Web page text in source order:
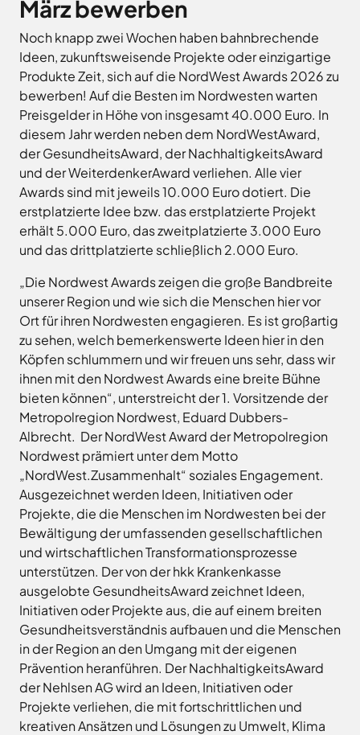
März bewerben
Noch knapp zwei Wochen haben bahnbrechende
Ideen, zukunftsweisende Projekte oder einzigartige
Produkte Zeit, sich auf die NordWest Awards 2026 zu
bewerben! Auf die Besten im Nordwesten warten
Preisgelder in Höhe von insgesamt 40.000 Euro. In
diesem Jahr werden neben dem NordWestAward,
der GesundheitsAward, der NachhaltigkeitsAward
und der WeiterdenkerAward verliehen. Alle vier
Awards sind mit jeweils 10.000 Euro dotiert. Die
erstplatzierte Idee bzw. das erstplatzierte Projekt
erhält 5.000 Euro, das zweitplatzierte 3.000 Euro
und das drittplatzierte schließlich 2.000 Euro.
„Die Nordwest Awards zeigen die große Bandbreite
unserer Region und wie sich die Menschen hier vor
Ort für ihren Nordwesten engagieren. Es ist großartig
zu sehen, welch bemerkenswerte Ideen hier in den
Köpfen schlummern und wir freuen uns sehr, dass wir
ihnen mit den Nordwest Awards eine breite Bühne
bieten können“, unterstreicht der 1. Vorsitzende der
Metropolregion Nordwest, Eduard Dubbers-
Albrecht. Der NordWest Award der Metropolregion
Nordwest prämiert unter dem Motto
„NordWest.Zusammenhalt“ soziales Engagement.
Ausgezeichnet werden Ideen, Initiativen oder
Projekte, die die Menschen im Nordwesten bei der
Bewältigung der umfassenden gesellschaftlichen
und wirtschaftlichen Transformationsprozesse
unterstützen. Der von der hkk Krankenkasse
ausgelobte GesundheitsAward zeichnet Ideen,
Initiativen oder Projekte aus, die auf einem breiten
Gesundheitsverständnis aufbauen und die Menschen
in der Region an den Umgang mit der eigenen
Prävention heranführen. Der NachhaltigkeitsAward
der Nehlsen AG wird an Ideen, Initiativen oder
Projekte verliehen, die mit fortschrittlichen und
kreativen Ansätzen und Lösungen zu Umwelt, Klima
Gesunde
Stunde
e.V.
Hafen
Wittlager
Land
GmbH
Kreismusikschule
Osnabrück
Landschaftsverband
Osnabrücker
Land
MaßArbeit
Naturpark
TERRA.vita
Naturschutzstiftung
des
Landkreises
Osnabrück
Niedersächsische
Landgesellschaft
Osnabrücker
Land
–
Entwicklungsgesellschaft
Planungsgesellschaft
Nahverkehr
Osnabrück
Stiftung
Lauter
Tourismusgesellschaft
Osnabrücker
Land
GmbH
Verkehrsgesellschaft
Landkreis
Osnabrück
Volkshochschule
Osnabrücker
Land
Termine
Veranstaltungen
des
Landkreises
direkt
in
Ihr
Postfach
erhalten.
Zum
Newsletter
anmelden
Kreishaus
Osnabrück
Am
Schölerberg
1
49082
Osnabrück
Kontaktaufnahme
0541
5010
Montag -
Mittwoch
8.00
-
16.00
Donnerstag8.00
-
17.30
Uhr
Freitag 8.00
-
12.00
Uhr
Samstag
9.30 - 11.30 Uhr
(nur
Zulassungsstelle!)
Außenstellen
der
Kreisverwaltung
Karte
aufrufen
Landkreises
aus,
um
auf
die
jeweilige
Website
zu
gelangen.
Zur
Website
der
Stadt
Osnabrück
Artland
Bad
Essen
Bad
Iburg
Bad
Laer
Bad
Rothenfelde
Belm
Bersenbrück
Bissendorf
Bohmte
Bramsche
Dissen
Fürstenau
Georgsmarienhütte
Glandorf
Hagen